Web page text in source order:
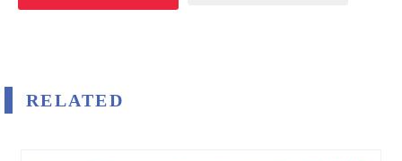
RELATED